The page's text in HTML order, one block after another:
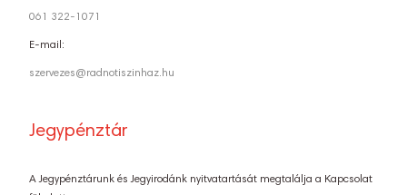
061 322-1071
E-mail:
szervezes@radnotiszinhaz.hu
Jegypénztár
A Jegypénztárunk és Jegyirodánk nyitvatartását megtalálja a Kapcsolat